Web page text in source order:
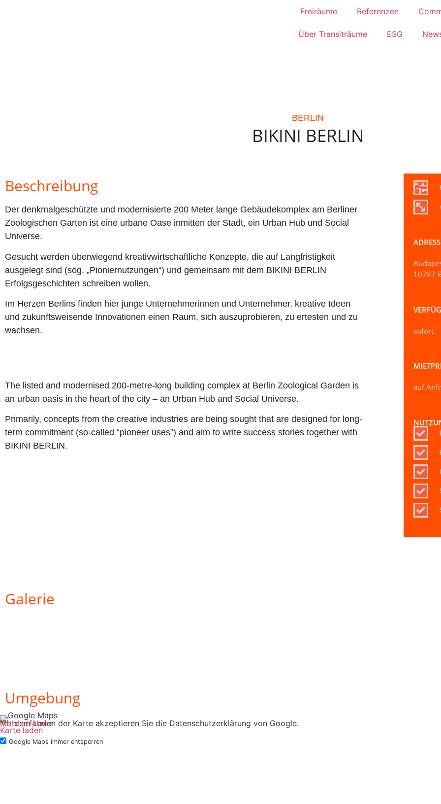
Freiräume Referenzen
Über Transiträume ESG
BERLIN
BIKINI BERLIN
Beschreibung
Der denkmalgeschützte und modernisierte 200 Meter lange Gebäudekomplex am Berliner
Zoologischen Garten ist eine urbane Oase inmitten der Stadt, ein Urban Hub und Social
Universe.
Gesucht werden überwiegend kreativwirtschaftliche Konzepte, die auf Langfristigkeit
ausgelegt sind (sog. „Pioniernutzungen“) und gemeinsam mit dem BIKINI BERLIN
Erfolgsgeschichten schreiben wollen.
Im Herzen Berlins finden hier junge Unternehmerinnen und Unternehmer, kreative Ideen
und zukunftsweisende Innovationen einen Raum, sich auszuprobieren, zu ertesten und zu
wachsen.
The listed and modernised 200-metre-long building complex at Berlin Zoological Garden is
an urban oasis in the heart of the city – an Urban Hub and Social Universe.
Primarily, concepts from the creative industries are being sought that are designed for long-
term commitment (so-called “pioneer uses”) and aim to write success stories together with
BIKINI BERLIN.
10787
sofort
auf
Galerie
Umgebung
Mit dem Laden der Karte akzeptieren Sie die Datenschutzerklärung von Google.
Mehr erfahren
Karte laden
Google Maps immer entsperren